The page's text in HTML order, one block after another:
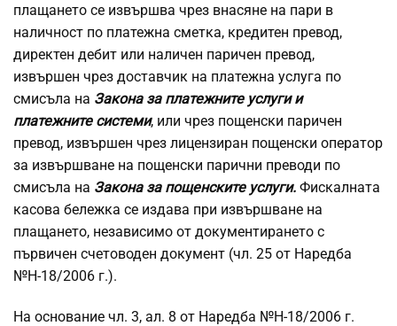
плащането се извършва чрез внасяне на пари в
наличност по платежна сметка, кредитен превод,
директен дебит или наличен паричен превод,
извършен чрез доставчик на платежна услуга по
смисъла на Закона за платежните услуги и
платежните системи, или чрез пощенски паричен
превод, извършен чрез лицензиран пощенски оператор
за извършване на пощенски парични преводи по
смисъла на Закона за пощенските услуги. Фискалната
касова бележка се издава при извършване на
плащането, независимо от документирането с
първичен счетоводен документ (чл. 25 от Наредба
№Н-18/2006 г.).
На основание чл. 3, ал. 8 от Наредба №Н-18/2006 г.